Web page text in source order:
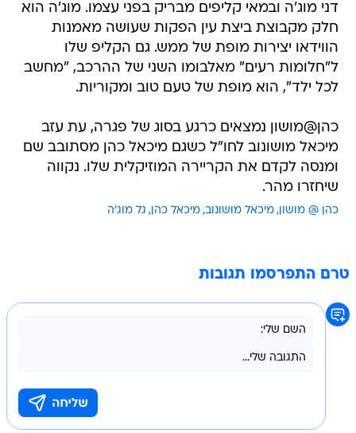
דני מוג'ה ובמאי קליפים מבריק בפני עצמו. מוג'ה הוא
חלק מקבוצת ביצת עין הפקות שעושה מאמנות
הווידאו יצירות מופת של ממש. גם הקליפ שלו
ל"חלומות רעים" מאלבומו השני של ההרכב, "מחשב
לכל ילד", הוא מופת של טעם טוב ומקוריות.
כהן@מושון נמצאים כרגע בסוג של פגרה, עת עזב
מיכאל מושונוב לחו"ל כשגם מיכאל כהן מסתובב שם
ומנסה לקדם את הקריירה המוזיקלית שלו. נקווה
שיחזרו מהר.
כהן @ מושון מיכאל מושונוב מיכאל כהן גל מוג'ה
טרם התפרסמו תגובות